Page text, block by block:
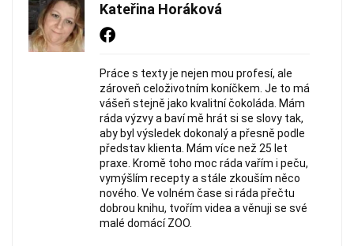
Kateřina Horáková
Práce s texty je nejen mou profesí, ale
zároveň celoživotním koníčkem. Je to má
vášeň stejně jako kvalitní čokoláda. Mám
ráda výzvy a baví mě hrát si se slovy tak,
aby byl výsledek dokonalý a přesně podle
představ klienta. Mám více než 25 let
praxe. Kromě toho moc ráda vařím i peču,
vymýšlím recepty a stále zkouším něco
nového. Ve volném čase si ráda přečtu
dobrou knihu, tvořím videa a věnuji se své
malé domácí ZOO.